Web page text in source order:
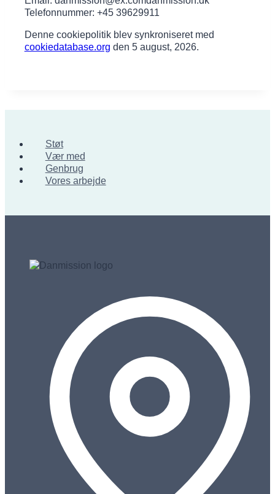
Telefonnummer: +45 39629911
Denne cookiepolitik blev synkroniseret med
cookiedatabase.org den 5 august, 2026.
Støt
Vær med
Genbrug
Vores arbejde